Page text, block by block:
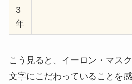
3
年
こう見ると、イーロン・マス
文字にこだわっていることを感